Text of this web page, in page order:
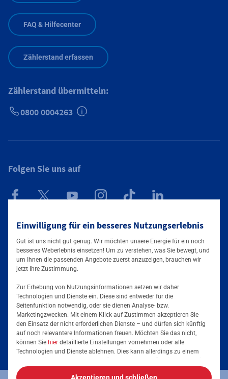
Einwilligung für ein besseres Nutzungserlebnis
Gut ist uns nicht gut genug. Wir möchten unsere Energie für ein noch
besseres Weberlebnis einsetzen! Um zu verstehen, was Sie bewegt, und
um Ihnen die passenden Angebote zuerst anzuzeigen, brauchen wir
jetzt Ihre Zustimmung.
Zur Erhebung von Nutzungsinformationen setzen wir daher
Technologien und Dienste ein. Diese sind entweder für die
Seitenfunktion notwendig, oder sie dienen Analyse- bzw.
Marketingzwecken. Mit einem Klick auf Zustimmen akzeptieren Sie
den Einsatz der nicht erforderlichen Dienste – und dürfen sich künftig
auf noch relevantere Informationen freuen. Möchten Sie das nicht,
können Sie hier detaillierte Einstellungen vornehmen oder alle
Technologien und Dienste ablehnen. Dies kann allerdings zu einem
jederzeit die volle Kontrolle über Ihre Daten, denn die Auswahl kann
Akzeptieren und schließen
FAQ & Hilfecenter
Zählerstand erfassen
Zählerstand übermitteln:
0800 0004263
Folgen Sie uns auf
Mainova App
Tarife & Lösungen
Strom für Unternehmen
Erdgas für Unternehmen
Energieeffizienz steigern
Services & Informationen
Podcast